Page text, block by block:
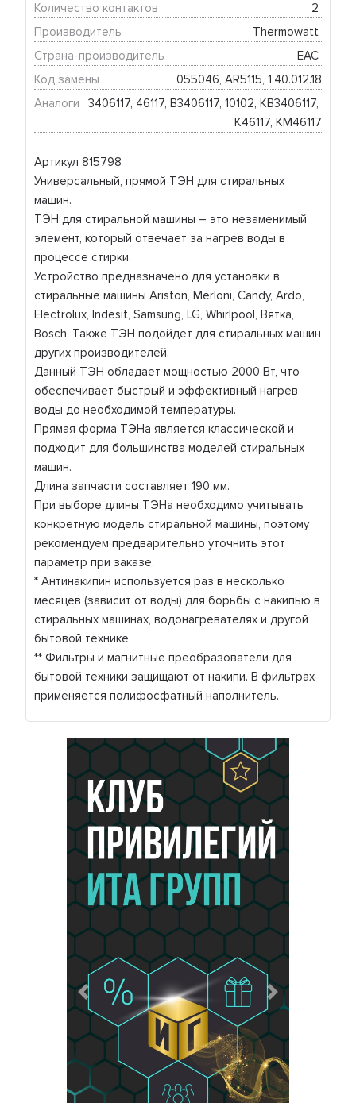
Артикул 815798
Универсальный, прямой ТЭН для стиральных
машин.
ТЭН для стиральной машины – это незаменимый
элемент, который отвечает за нагрев воды в
процессе стирки.
Устройство предназначено для установки в
стиральные машины Ariston, Merloni, Candy, Ardo,
Electrolux, Indesit, Samsung, LG, Whirlpool, Вятка,
Bosch. Также ТЭН подойдет для стиральных машин
других производителей.
Данный ТЭН обладает мощностью 2000 Вт, что
обеспечивает быстрый и эффективный нагрев
воды до необходимой температуры.
Прямая форма ТЭНа является классической и
подходит для большинства моделей стиральных
машин.
Длина запчасти составляет 190 мм.
При выборе длины ТЭНа необходимо учитывать
конкретную модель стиральной машины, поэтому
рекомендуем предварительно уточнить этот
параметр при заказе.
* Антинакипин используется раз в несколько
месяцев (зависит от воды) для борьбы с накипью в
стиральных машинах, водонагревателях и другой
бытовой технике.
** Фильтры и магнитные преобразователи для
бытовой техники защищают от накипи. В фильтрах
применяется полифосфатный наполнитель.
Количество контактов
2
Производитель
Thermowatt
Страна-производитель
EAC
Код замены
055046, AR5115, 1.40.012.18
Аналоги
3406117, 46117, B3406117, 10102, KB3406117,
K46117, KM46117
Предыдущий Следующий